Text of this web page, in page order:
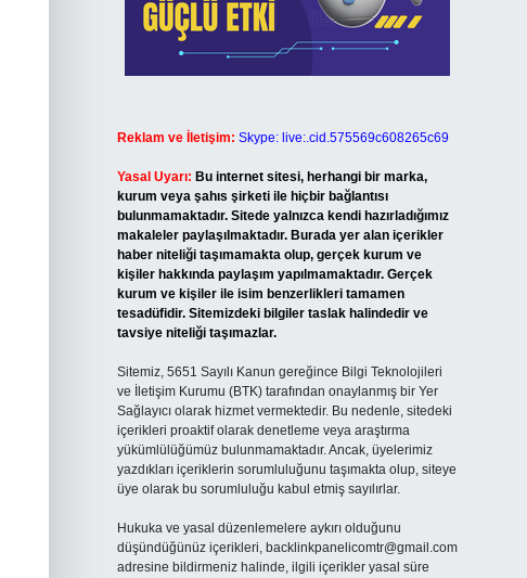
Reklam ve İletişim: Skype: live:.cid.575569c608265c69
Yasal Uyarı: Bu internet sitesi, herhangi bir marka,
kurum veya şahıs şirketi ile hiçbir bağlantısı
bulunmamaktadır. Sitede yalnızca kendi hazırladığımız
makaleler paylaşılmaktadır. Burada yer alan içerikler
haber niteliği taşımamakta olup, gerçek kurum ve
kişiler hakkında paylaşım yapılmamaktadır. Gerçek
kurum ve kişiler ile isim benzerlikleri tamamen
tesadüfidir. Sitemizdeki bilgiler taslak halindedir ve
tavsiye niteliği taşımazlar.
Sitemiz, 5651 Sayılı Kanun gereğince Bilgi Teknolojileri
ve İletişim Kurumu (BTK) tarafından onaylanmış bir Yer
Sağlayıcı olarak hizmet vermektedir. Bu nedenle, sitedeki
içerikleri proaktif olarak denetleme veya araştırma
yükümlülüğümüz bulunmamaktadır. Ancak, üyelerimiz
yazdıkları içeriklerin sorumluluğunu taşımakta olup, siteye
üye olarak bu sorumluluğu kabul etmiş sayılırlar.
Hukuka ve yasal düzenlemelere aykırı olduğunu
düşündüğünüz içerikleri, backlinkpanelicomtr@gmail.com
adresine bildirmeniz halinde, ilgili içerikler yasal süre